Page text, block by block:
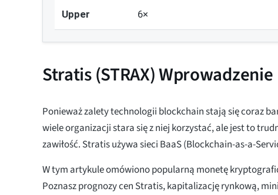
Upper 6×
Stratis (STRAX) Wprowadzenie
Ponieważ zalety technologii blockchain stają się coraz
wiele organizacji stara się z niej korzystać, ale jest to
zawiłość. Stratis używa sieci BaaS (Blockchain-as-a-
W tym artykule omówiono popularną monetę
Poznasz prognozy cen Stratis, kapitalizację rynkową,